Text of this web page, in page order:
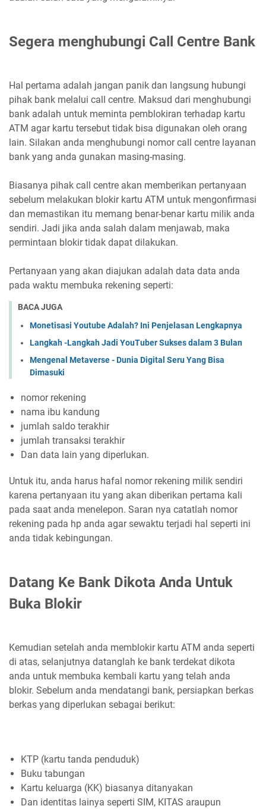
Segera menghubungi Call Centre Bank
Hal pertama adalah jangan panik dan langsung hubungi
pihak bank melalui call centre. Maksud dari menghubungi
bank adalah untuk meminta pemblokiran terhadap kartu
ATM agar kartu tersebut tidak bisa digunakan oleh orang
lain. Silakan anda menghubungi nomor call centre layanan
bank yang anda gunakan masing-masing.
Biasanya pihak call centre akan memberikan pertanyaan
sebelum melakukan blokir kartu ATM untuk mengonfirmasi
dan memastikan itu memang benar-benar kartu milik anda
sendiri. Jadi jika anda salah dalam menjawab, maka
permintaan blokir tidak dapat dilakukan.
Pertanyaan yang akan diajukan adalah data data anda
pada waktu membuka rekening seperti:
BACA JUGA
Monetisasi Youtube Adalah? Ini Penjelasan Lengkapnya
Langkah -Langkah Jadi YouTuber Sukses dalam 3 Bulan
Mengenal Metaverse - Dunia Digital Seru Yang Bisa
Dimasuki
nomor rekening
nama ibu kandung
jumlah saldo terakhir
jumlah transaksi terakhir
Dan data lain yang diperlukan.
Untuk itu, anda harus hafal nomor rekening milik sendiri
karena pertanyaan itu yang akan diberikan pertama kali
pada saat anda menelepon. Saran nya catatlah nomor
rekening pada hp anda agar sewaktu terjadi hal seperti ini
anda tidak kebingungan.
Datang Ke Bank Dikota Anda Untuk
Buka Blokir
Kemudian setelah anda memblokir kartu ATM anda seperti
di atas, selanjutnya datanglah ke bank terdekat dikota
anda untuk membuka kembali kartu yang telah anda
blokir. Sebelum anda mendatangi bank, persiapkan berkas
berkas yang diperlukan sebagai berikut:
KTP (kartu tanda penduduk)
Buku tabungan
Kartu keluarga (KK) biasanya ditanyakan
Dan identitas lainya seperti SIM, KITAS araupun